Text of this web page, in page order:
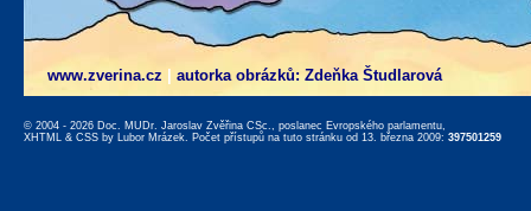
www.zverina.cz autorka obrázků: Zdeňka Študlarová
© 2004 - 2026 Doc. MUDr. Jaroslav Zvěřina CSc., poslanec Evropského parlamentu,
XHTML & CSS by Lubor Mrázek. Počet přístupů na tuto stránku od 13. března 2009: 397501259